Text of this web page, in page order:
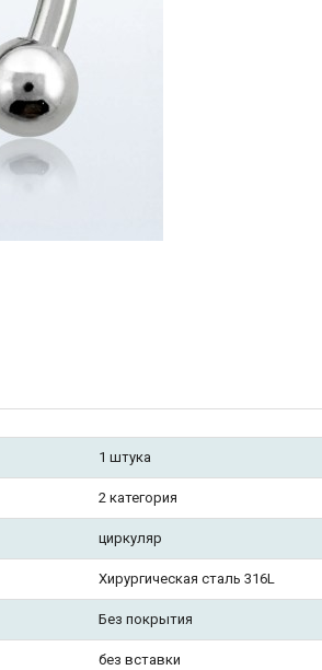
1 штука
2 категория
циркуляр
Хирургическая сталь 316L
Без покрытия
без вставки